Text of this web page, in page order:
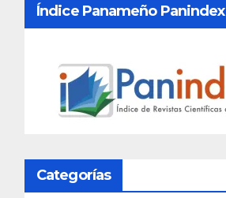
Índice Panameño Panindex
Categorías